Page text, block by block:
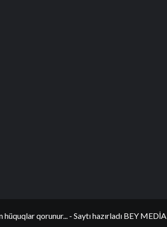
hüquqlar qorunur... - Saytı hazırladı BEY MEDİA